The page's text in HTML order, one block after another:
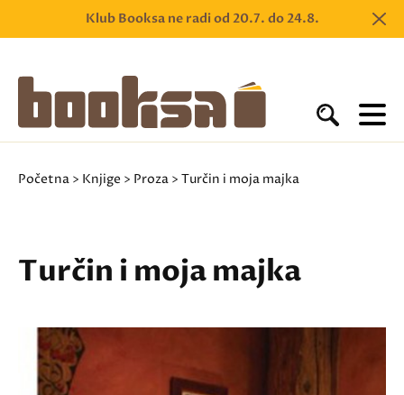
Klub Booksa ne radi od 20.7. do 24.8.
Početna > Knjige > Proza > Turčin i moja majka
Turčin i moja majka